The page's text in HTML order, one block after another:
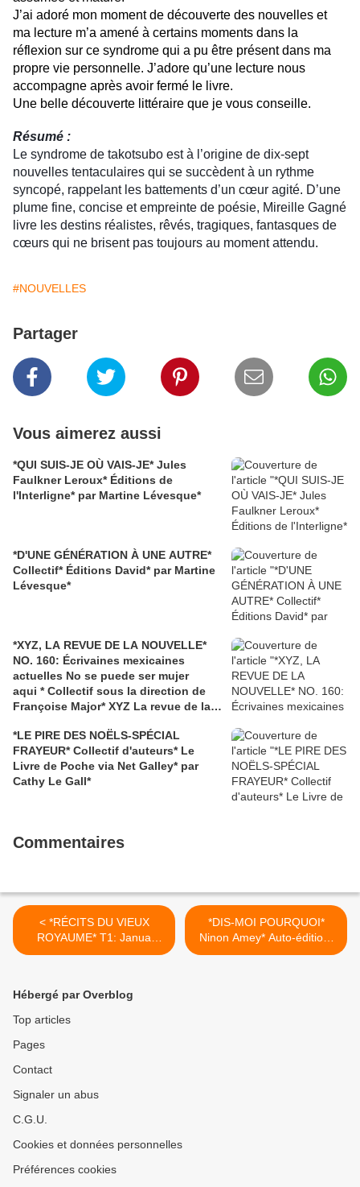
J’ai adoré mon moment de découverte des nouvelles et
ma lecture m’a amené à certains moments dans la
réflexion sur ce syndrome qui a pu être présent dans ma
propre vie personnelle. J’adore qu’une lecture nous
accompagne après avoir fermé le livre.
Une belle découverte littéraire que je vous conseille.
Résumé :
Le syndrome de takotsubo est à l’origine de dix-sept
nouvelles tentaculaires qui se succèdent à un rythme
syncopé, rappelant les battements d’un cœur agité. D’une
plume fine, concise et empreinte de poésie, Mireille Gagné
livre les destins réalistes, rêvés, tragiques, fantasques de
cœurs qui ne brisent pas toujours au moment attendu.
#NOUVELLES
Partager
Vous aimerez aussi
*QUI SUIS-JE OÙ VAIS-JE* Jules
Faulkner Leroux* Éditions de
l'Interligne* par Martine Lévesque*
*D'UNE GÉNÉRATION À UNE AUTRE*
Collectif* Éditions David* par Martine
Lévesque*
*XYZ, LA REVUE DE LA NOUVELLE*
NO. 160: Écrivaines mexicaines
actuelles No se puede ser mujer
aqui * Collectif sous la direction de
Françoise Major* XYZ La revue de la
*LE PIRE DES NOËLS-SPÉCIAL
FRAYEUR* Collectif d'auteurs* Le
Livre de Poche via Net Galley* par
Cathy Le Gall*
Commentaires
< *RÉCITS DU VIEUX
ROYAUME* T1: Janua
Vera* Jean-Philippe
*DIS-MOI POURQUOI*
Ninon Amey* Auto-édition*
par Nathalie Courchesne* >
Hébergé par Overblog
Top articles
Pages
Contact
Signaler un abus
C.G.U.
Cookies et données personnelles
Préférences cookies